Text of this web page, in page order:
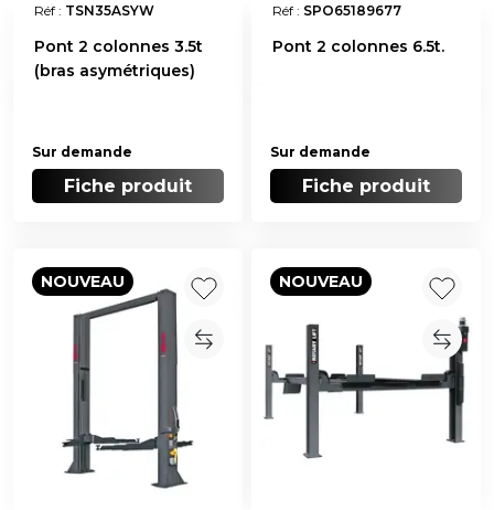
Réf : TSN35ASYW
Pont 2 colonnes 3.5t
(bras asymétriques)
Sur demande
Fiche produit
Réf : SPO65189677
Pont 2 colonnes 6.5t.
Sur demande
Fiche produit
NOUVEAU NOUVEAU